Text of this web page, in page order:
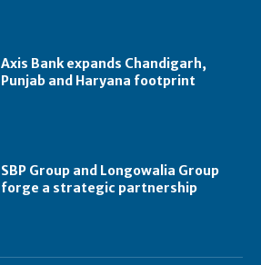
Axis Bank expands Chandigarh,
Punjab and Haryana footprint
SBP Group and Longowalia Group
forge a strategic partnership